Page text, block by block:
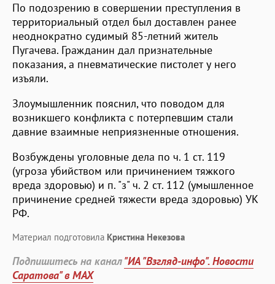
По подозрению в совершении преступления в
территориальный отдел был доставлен ранее
неоднократно судимый 85-летний житель
Пугачева. Гражданин дал признательные
показания, а пневматические пистолет у него
изъяли.
Злоумышленник пояснил, что поводом для
возникшего конфликта с потерпевшим стали
давние взаимные неприязненные отношения.
Возбуждены уголовные дела по ч. 1 ст. 119
(угроза убийством или причинением тяжкого
вреда здоровью) и п. "з" ч. 2 ст. 112 (умышленное
причинение средней тяжести вреда здоровью) УК
РФ.
Материал подготовила Кристина Некезова
Подпишитесь на канал"ИА "Взгляд-инфо". Новости
Саратова" в MAX